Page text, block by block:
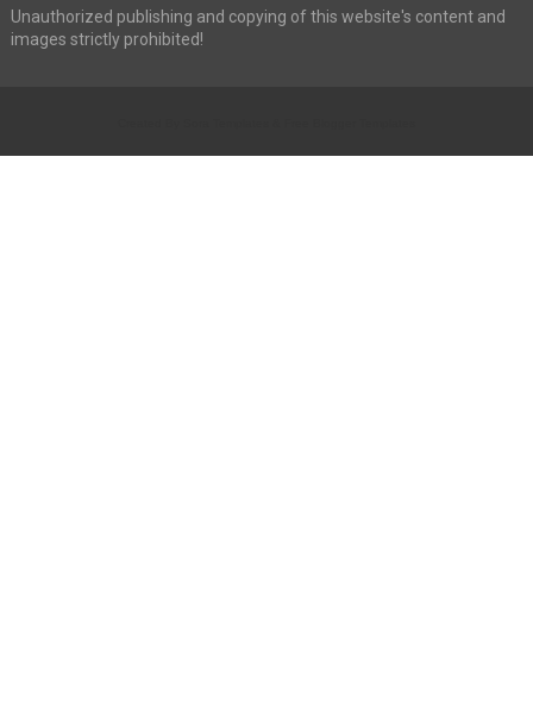
Unauthorized publishing and copying of this website's content and
images strictly prohibited!